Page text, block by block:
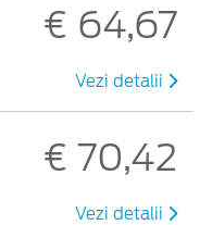
€ 64,67
Vezi detalii
€ 70,42
Vezi detalii